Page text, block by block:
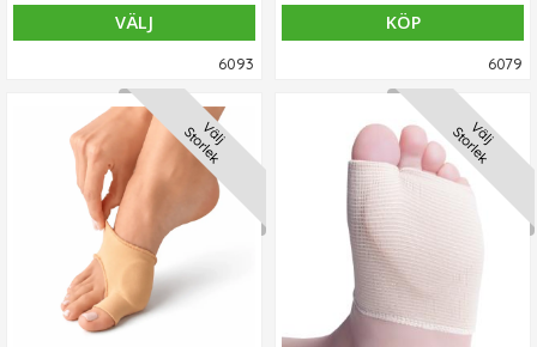
VÄLJ
6093
KÖP
6079
Välj
Storlek Välj
Storlek